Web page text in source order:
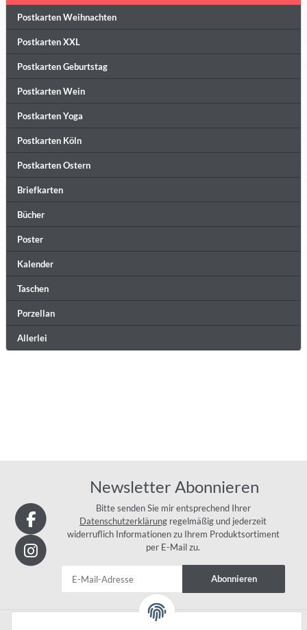
Postkarten Weihnachten
Postkarten XXL
Postkarten Geburtstag
Postkarten Wein
Postkarten Yoga
Postkarten Köln
Postkarten Ostern
Briefkarten
Bücher
Poster
Kalender
Taschen
Porzellan
Allerlei
Newsletter Abonnieren
Bitte senden Sie mir entsprechend Ihrer
Datenschutzerklärung regelmäßig und jederzeit
widerruflich Informationen zu Ihrem Produktsortiment
per E-Mail zu.
Abonnieren